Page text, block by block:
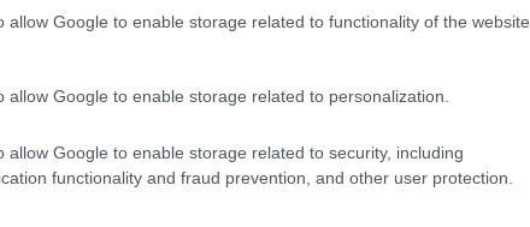
allow Google to enable storage related to functionality of the website
allow Google to enable storage related to personalization.
allow Google to enable storage related to security, including
functionality and fraud prevention, and other user protection.